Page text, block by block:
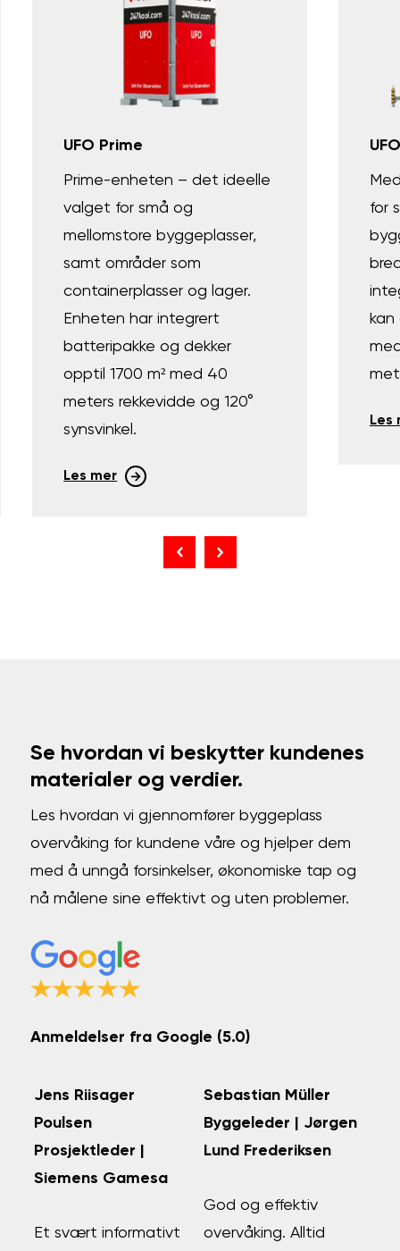
UFO Prime
Prime-enheten – det ideelle
valget for små og
mellomstore byggeplasser,
samt områder som
containerplasser og lager.
Enheten har integrert
batteripakke og dekker
opptil 1700 m² med 40
meters rekkevidde og 120°
synsvinkel.
Les mer
for
Les
Se hvordan vi beskytter kundenes
materialer og verdier.
Les hvordan vi gjennomfører byggeplass
overvåking for kundene våre og hjelper dem
med å unngå forsinkelser, økonomiske tap og
nå målene sine effektivt og uten problemer.
Anmeldelser fra Google (5.0)
Jens Riisager
Poulsen
Prosjektleder |
Siemens Gamesa
Et svært informativt
Sebastian Müller
Byggeleder | Jørgen
Lund Frederiksen
God og effektiv
overvåking. Alltid